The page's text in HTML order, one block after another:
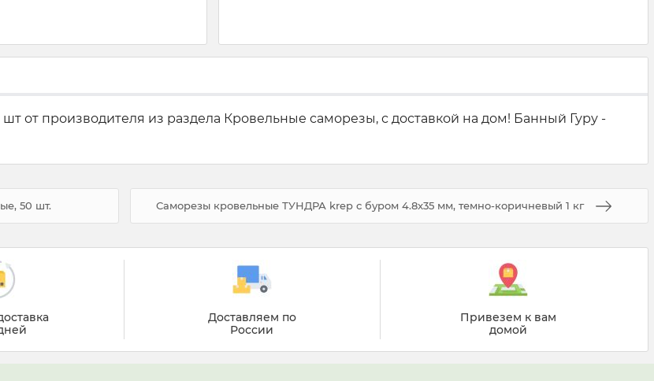
от производителя из раздела Кровельные саморезы, с доставкой на дом! Банный Гуру -
50 шт. Саморезы кровельные ТУНДРА krep с буром 4.8x35 мм, темно-коричневый 1 кг
Доставляем по
России
Привезем к вам
домой